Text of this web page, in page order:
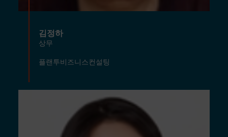
김정하
상무
플랜투비즈니스컨설팅